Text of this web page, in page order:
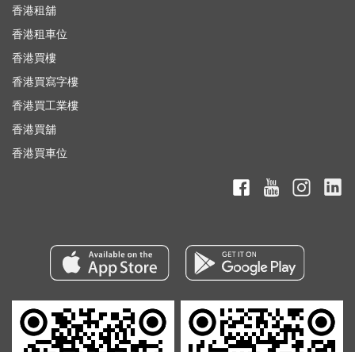
香港租舖
香港租車位
香港買樓
香港買寫字樓
香港買工業樓
香港買舖
香港買車位